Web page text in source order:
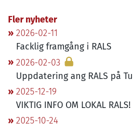
Fler nyheter
2026-02-11
Facklig framgång i RALS
2026-02-03
Uppdatering ang RALS på
2025-12-19
VIKTIG INFO OM LOKAL RALS!
2025-10-24